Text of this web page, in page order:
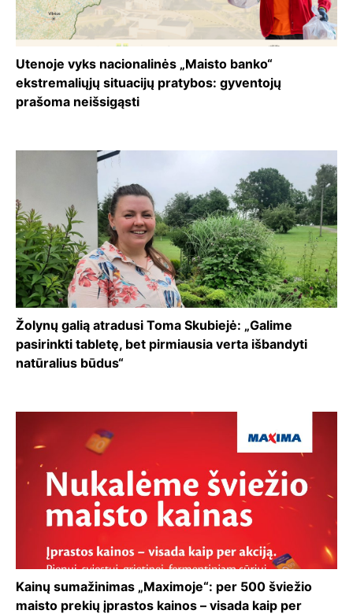
Utenoje vyks nacionalinės „Maisto banko“
ekstremaliųjų situacijų pratybos: gyventojų
prašoma neišsigąsti
Žolynų galią atradusi Toma Skubiejė: „Galime
pasirinkti tabletę, bet pirmiausia verta išbandyti
natūralius būdus“
Kainų sumažinimas „Maximoje“: per 500 šviežio
maisto prekių įprastos kainos – visada kaip per